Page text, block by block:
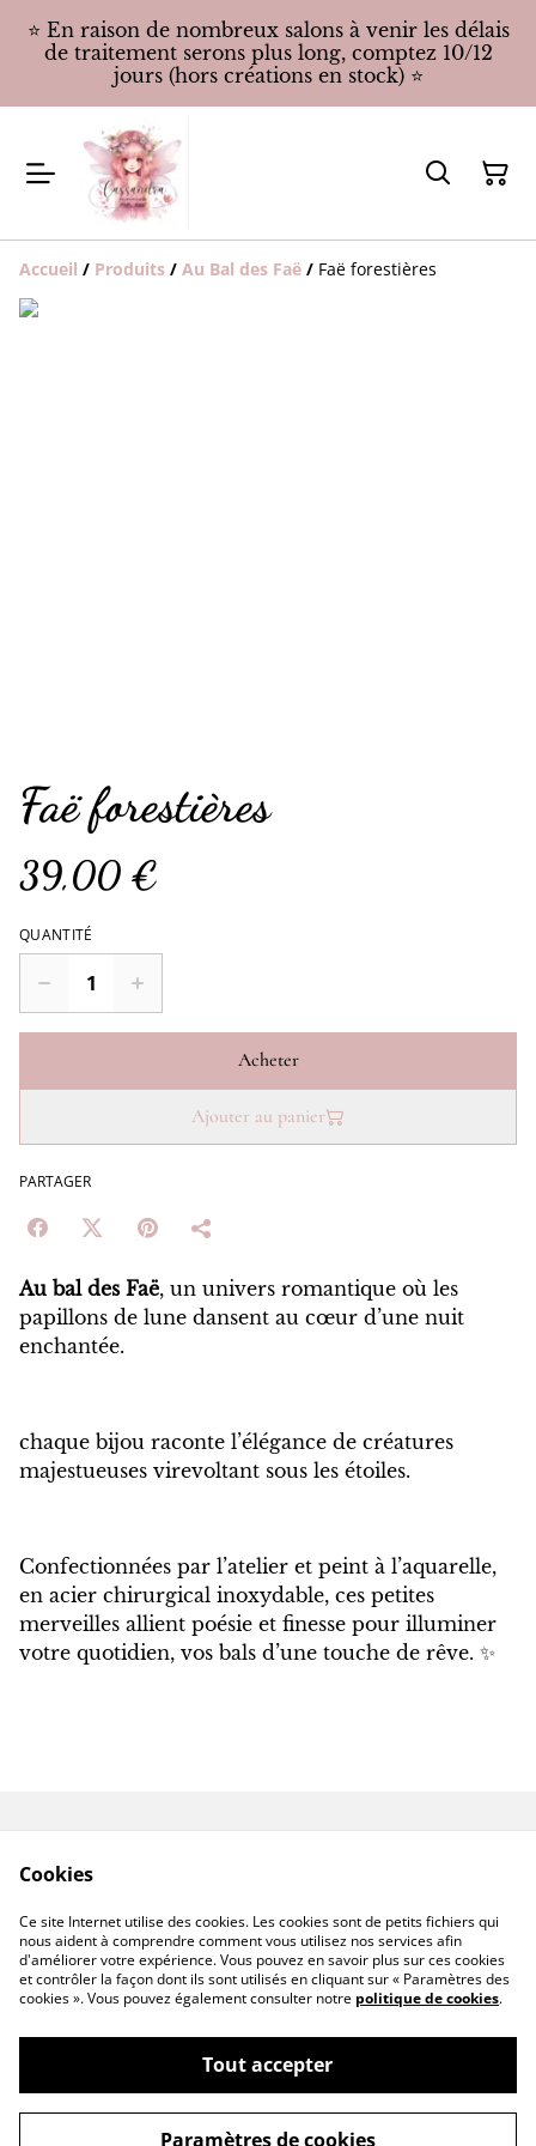
⭐️ En raison de nombreux salons à venir les délais
de traitement serons plus long, comptez 10/12
jours (hors créations en stock) ⭐️
Accueil / Produits / Au Bal des Faë / Faë forestières
Faë forestières
39,00 €
QUANTITÉ
Acheter
Ajouter au panier
PARTAGER
Au bal des Faë, un univers romantique où les
papillons de lune dansent au cœur d’une nuit
enchantée.
chaque bijou raconte l’élégance de créatures
majestueuses virevoltant sous les étoiles.
Confectionnées par l’atelier et peint à l’aquarelle,
en acier chirurgical inoxydable, ces petites
merveilles allient poésie et finesse pour illuminer
votre quotidien, vos bals d’une touche de rêve. ✨
Livraison hors France
©2026CassandraFAIRYHOUSE
Cookies
Ce site Internet utilise des cookies. Les cookies sont de petits fichiers qui
nous aident à comprendre comment vous utilisez nos services afin
d'améliorer votre expérience. Vous pouvez en savoir plus sur ces cookies
et contrôler la façon dont ils sont utilisés en cliquant sur « Paramètres des
cookies ». Vous pouvez également consulter notre politique de cookies.
Tout accepter
Paramètres de cookies